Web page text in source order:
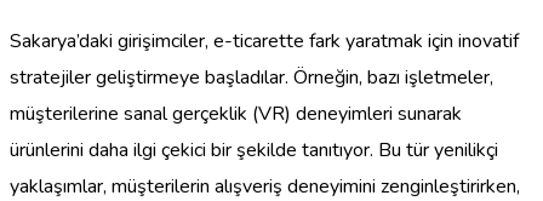
Sakarya’daki girişimciler, e-ticarette fark yaratmak için inovatif
stratejiler geliştirmeye başladılar. Örneğin, bazı işletmeler,
müşterilerine sanal gerçeklik (VR) deneyimleri sunarak
ürünlerini daha ilgi çekici bir şekilde tanıtıyor. Bu tür yenilikçi
yaklaşımlar, müşterilerin alışveriş deneyimini zenginleştirirken,